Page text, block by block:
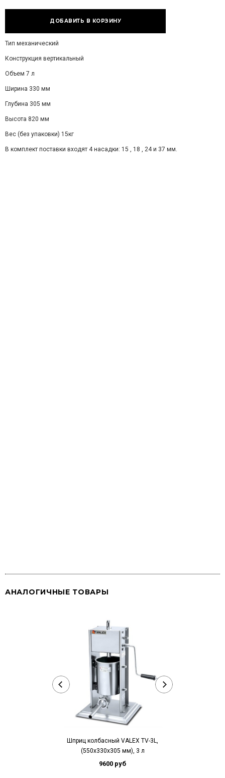
Тип механический
Конструкция вертикальный
Объем 7 л
Ширина 330 мм
Глубина 305 мм
Высота 820 мм
Вес (без упаковки) 15кг
В комплект поставки входят 4 насадки: 15 , 18 , 24 и 37 мм.
АНАЛОГИЧНЫЕ ТОВАРЫ
Шприц колбасный VALEX TV-3L,
(550х330х305 мм), 3 л
9600 руб